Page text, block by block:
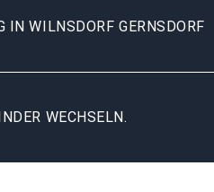
IN WILNSDORF GERNSDORF
WECHSELN.